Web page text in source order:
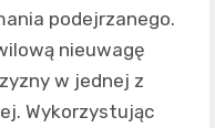
podejrzanego.
nieuwagę
w jednej z
Wykorzystując